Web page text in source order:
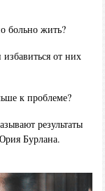
больно жить?
от них
к проблеме?
результаты
Бурлана.